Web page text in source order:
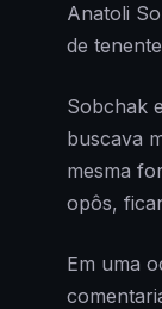
Anatoli
de
Sobchak
buscava
mesma
opôs,
Em uma